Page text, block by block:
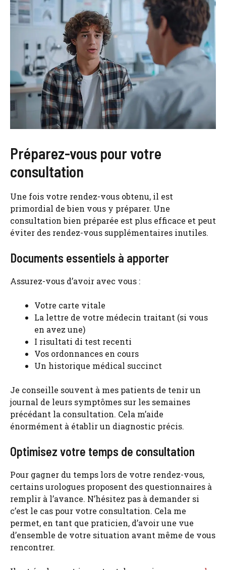
Préparez-vous pour votre
consultation
Une fois votre rendez-vous obtenu, il est
primordial de bien vous y préparer. Une
consultation bien préparée est plus efficace et peut
éviter des rendez-vous supplémentaires inutiles.
Documents essentiels à apporter
Assurez-vous d’avoir avec vous :
Votre carte vitale
La lettre de votre médecin traitant (si vous
en avez une)
I risultati di test recenti
Vos ordonnances en cours
Un historique médical succinct
Je conseille souvent à mes patients de tenir un
journal de leurs symptômes sur les semaines
précédant la consultation. Cela m’aide
énormément à établir un diagnostic précis.
Optimisez votre temps de consultation
Pour gagner du temps lors de votre rendez-vous,
certains urologues proposent des questionnaires à
remplir à l’avance. N’hésitez pas à demander si
c’est le cas pour votre consultation. Cela me
permet, en tant que praticien, d’avoir une vue
d’ensemble de votre situation avant même de vous
rencontrer.